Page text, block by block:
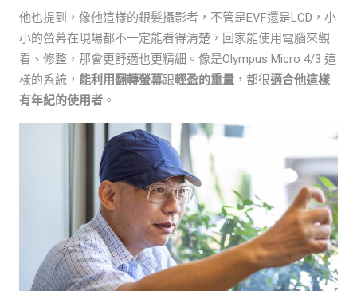
他也提到，像他這樣的銀髮攝影者，不管是EVF還是LCD，小
小的螢幕在現場都不一定能看得清楚，回家能使用電腦來觀
看、修整，那會更舒適也更精細。像是Olympus Micro 4/3 這
樣的系統， 能利用翻轉螢幕跟輕盈的重量，都很適合他這樣
有年紀的使用者。